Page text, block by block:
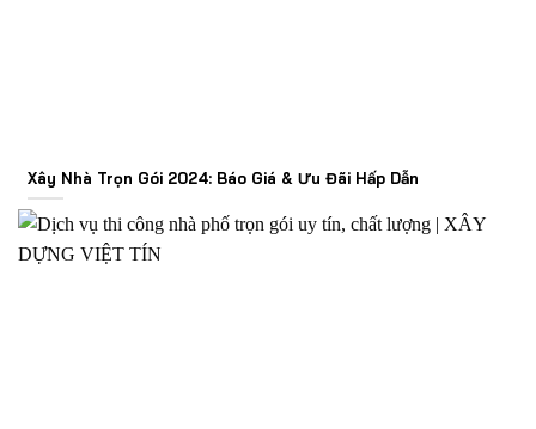
Xây Nhà Trọn Gói 2024: Báo Giá & Ưu Đãi Hấp Dẫn